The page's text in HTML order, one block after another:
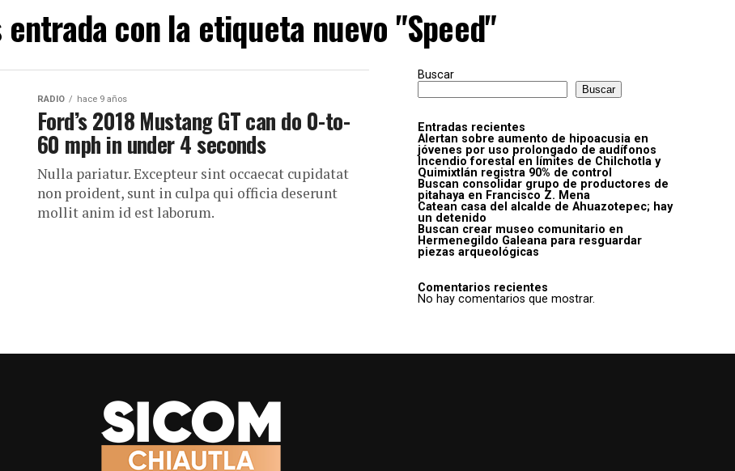
entrada con la etiqueta nuevo "Speed"
RADIO hace 9 años
Ford’s 2018 Mustang GT can do 0-to-
60 mph in under 4 seconds
Nulla pariatur. Excepteur sint occaecat cupidatat
non proident, sunt in culpa qui officia deserunt
mollit anim id est laborum.
Buscar
Buscar
Entradas recientes
Alertan sobre aumento de hipoacusia en
jóvenes por uso prolongado de audífonos
Incendio forestal en límites de Chilchotla y
Quimixtlán registra 90% de control
Buscan consolidar grupo de productores de
pitahaya en Francisco Z. Mena
Catean casa del alcalde de Ahuazotepec; hay
un detenido
Buscan crear museo comunitario en
Hermenegildo Galeana para resguardar
piezas arqueológicas
Comentarios recientes
No hay comentarios que mostrar.